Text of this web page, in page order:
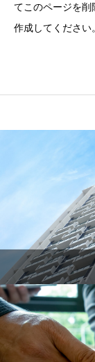
てこのページを削
作成してください